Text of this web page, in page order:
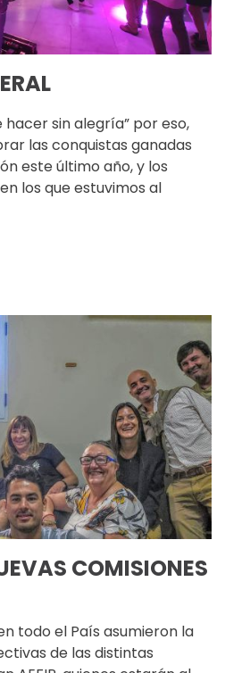
hacer sin alegría” por eso,
las conquistas ganadas
este último año, y los
los que estuvimos al
COMISIONES
todo el País asumieron la
de las distintas